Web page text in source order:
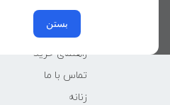
بستن
پسرانه
کوچولوهای نی نی گلی
راهنمای خرید
تماس با ما
زنانه